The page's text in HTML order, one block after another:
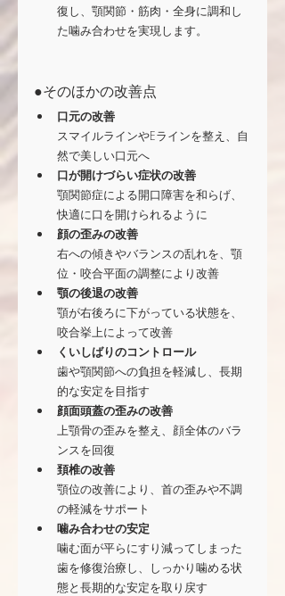
復し、顎関節・筋肉・全身に調和し
た噛み合わせを実現します。
●そのほかの改善点
口元の改善
スマイルラインやEラインを整え、自
然で美しい口元へ
口が開けづらい症状の改善
顎関節症による開口障害を和らげ、
快適に口を開けられるように
顔の歪みの改善
右への傾きやバランスの乱れを、顎
位・咬合平面の調整により改善
顎の後退の改善
顎が右後ろに下がっている状態を、
咬合挙上によって改善
くいしばりのコントロール
歯や顎関節への負担を軽減し、長期
的な安定を目指す
顔面頭蓋の歪みの改善
上顎骨の歪みを整え、顔全体のバラ
ンスを回復
頚椎の改善
顎位の改善により、首の歪みや不調
の軽減をサポート
噛み合わせの安定
噛む面が平らにすり減ってしまった
歯を修復治療し、しっかり噛める状
態と長期的な安定を取り戻す